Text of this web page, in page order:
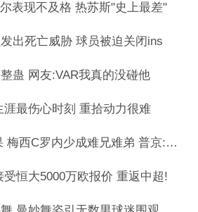
表现不及格 热苏斯"史上最差"
出死亡威胁 球员被迫关闭ins
蛊 网友:VAR我真的没碰他
最伤心时刻 重拾动力很难
"喀山黑"?就要这效果 梅西C罗内少成难兄难弟 普京:相信大家会回
恒大5000万欧报价 重返中超!